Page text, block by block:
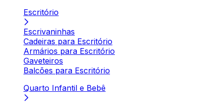
Escritório
Escrivaninhas
Cadeiras para Escritório
Armários para Escritório
Gaveteiros
Balcões para Escritório
Quarto Infantil e Bebê